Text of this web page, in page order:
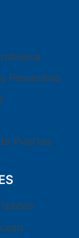
Preventivo
Puertas